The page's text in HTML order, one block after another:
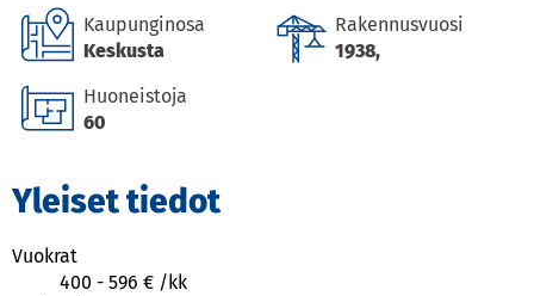
Kaupunginosa
Keskusta
Rakennusvuosi
1938,
Huoneistoja
60
Yleiset tiedot
Vuokrat
400 - 596 € / kk